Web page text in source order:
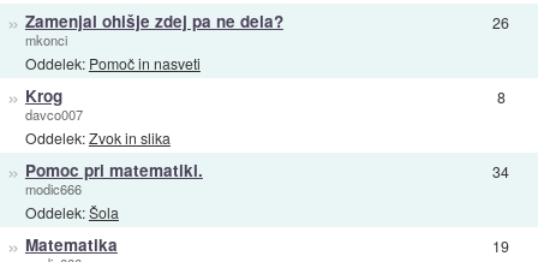
» Zamenjal ohišje zdej pa ne dela?
mkonci
Oddelek: Pomoč in nasveti
26
» Krog
davco007
Oddelek:Zvok in slika
8
» Pomoc pri matematiki.
modic666
Oddelek:Šola
34
» Matematika 19